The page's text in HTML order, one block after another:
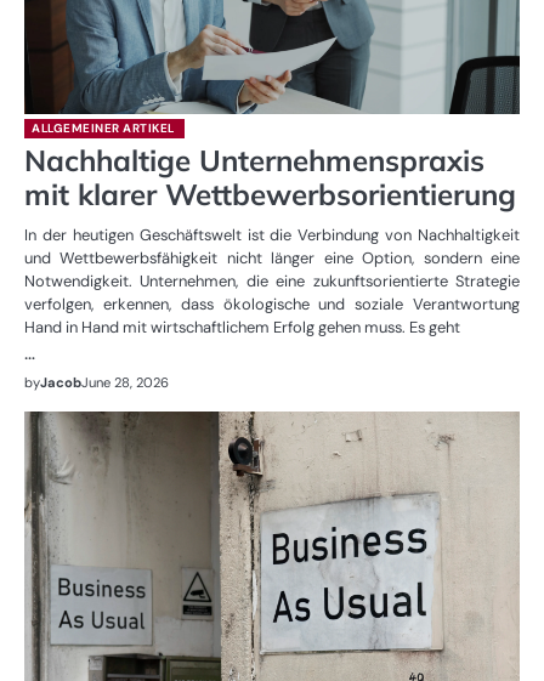
ALLGEMEINER ARTIKEL
Nachhaltige Unternehmenspraxis
mit klarer Wettbewerbsorientierung
In der heutigen Geschäftswelt ist die Verbindung von Nachhaltigkeit
und Wettbewerbsfähigkeit nicht länger eine Option, sondern eine
Notwendigkeit. Unternehmen, die eine zukunftsorientierte Strategie
verfolgen, erkennen, dass ökologische und soziale Verantwortung
Hand in Hand mit wirtschaftlichem Erfolg gehen muss. Es geht
…
byJacobJune 28, 2026